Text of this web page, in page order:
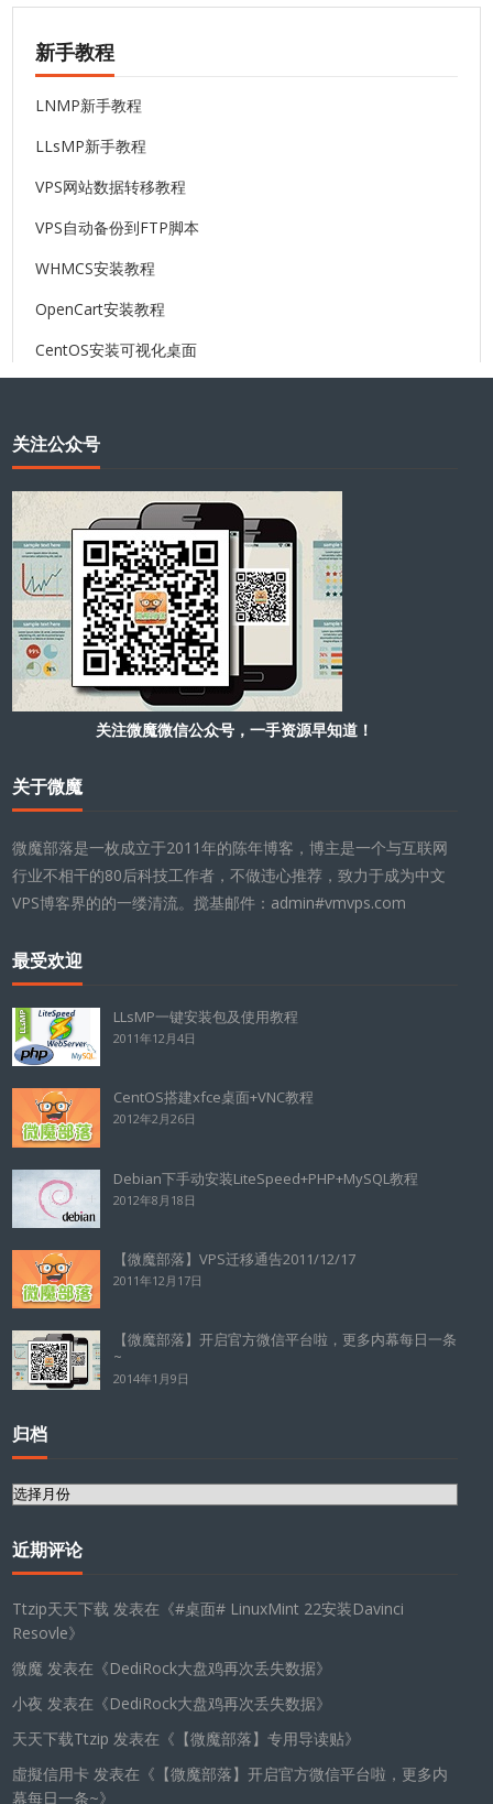
新手教程
LNMP新手教程
LLsMP新手教程
VPS网站数据转移教程
VPS自动备份到FTP脚本
WHMCS安装教程
OpenCart安装教程
CentOS安装可视化桌面
关注公众号
关注微魔微信公众号，一手资源早知道！
关于微魔
微魔部落是一枚成立于2011年的陈年博客，博主是一个与互联网
行业不相干的80后科技工作者，不做违心推荐，致力于成为中文
VPS博客界的的一缕清流。搅基邮件：admin#vmvps.com
最受欢迎
LLsMP一键安装包及使用教程
2011年12月4日
CentOS搭建xfce桌面+VNC教程
2012年2月26日
Debian下手动安装LiteSpeed+PHP+MySQL教程
2012年8月18日
【微魔部落】VPS迁移通告2011/12/17
2011年12月17日
【微魔部落】开启官方微信平台啦，更多内幕每日一条
~
2014年1月9日
归档
归
近期评论
Ttzip天天下载 发表在《#桌面# LinuxMint 22安装Davinci
Resovle》
微魔 发表在《DediRock大盘鸡再次丢失数据》
小夜 发表在《DediRock大盘鸡再次丢失数据》
天天下载Ttzip 发表在《 【微魔部落】专用导读贴》
虛擬信用卡 发表在《 【微魔部落】开启官方微信平台啦，更多内
幕每日一条~》